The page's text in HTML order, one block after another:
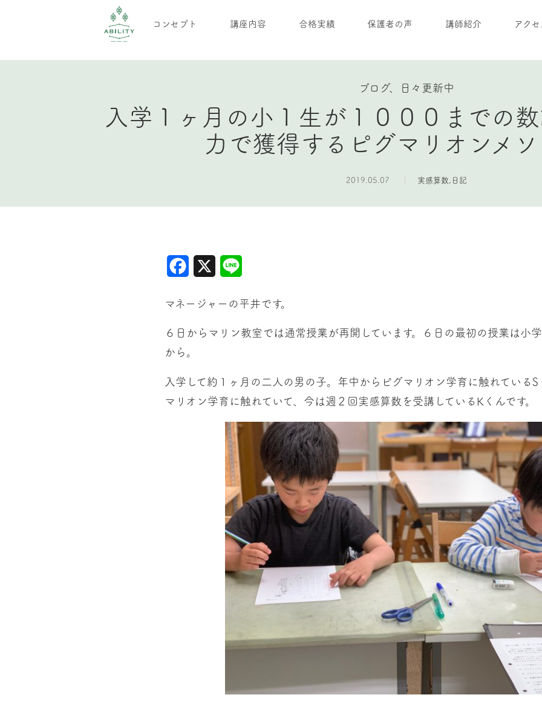
コンセプト 講座内容 合格実績 保護者の声 講師紹介 アク
ブログ、日々更新中
入学１ヶ月の小１生が１０００までの
力で獲得するピグマリオンメ
2019.05.07 実感算数 , 日記
Facebook
マネージャーの平井です。
６日からマリン教室では通常授業が再開しています。６日の最初の授業は小
から。
入学して約１ヶ月の二人の男の子。年中からピグマリオン学育に触れている
マリオン学育に触れていて、今は週２回実感算数を受講しているKくんです。